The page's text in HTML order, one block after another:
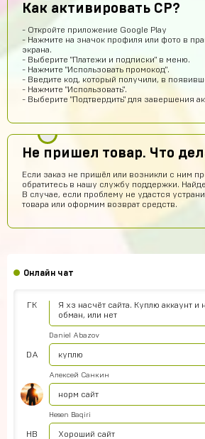
Как активировать CP?
- Откройте приложение Google Play
- Нажмите на значок профиля или фото в
экрана.
- Выберите "Платежи и подписки" в меню.
- Нажмите "Использовать промокод".
- Введите код, который получили, в
- Нажмите "Использовать".
- Выберите "Подтвердить" для завершения
Не пришел товар. Что
Если заказ не пришёл или возникли с ним
обратитесь в нашу службу поддержки.
В случае, если проблему не удастся
товара или оформим возврат средств.
Онлайн чат
Timofei Fivtitwo
норм сайт
Сайт просто супер
Диана Щербетова
Подходит на ps4?
Айнур Кулиева
ГК
Я хз насчёт сайта. Куплю аккаунт
обман, или нет
DA
Daniel Abazov
куплю
Алексей Санкин
норм сайт
HB
Hesen Baqiri
Хороший сайт